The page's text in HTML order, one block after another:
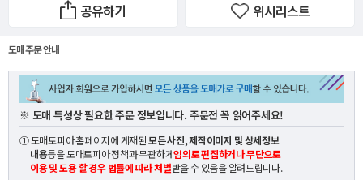
공유하기 위시리스트
도매 주문 안내
※ 도매 특성상 필요한 주문 정보입니다. 주문전 꼭 읽어주세요!
① 도매토피아 홈페이지에 게재된모든 사진, 제작이미지 및 상세정보
내용등을 도매토피아 정책과 무관하게임의로 편집하거나 무단으로
이용 및 도용 할 경우 법률에 따라 처벌받을 수 있음을 알려드립니다.